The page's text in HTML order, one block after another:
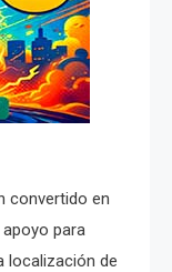
convertido en
para
localización de